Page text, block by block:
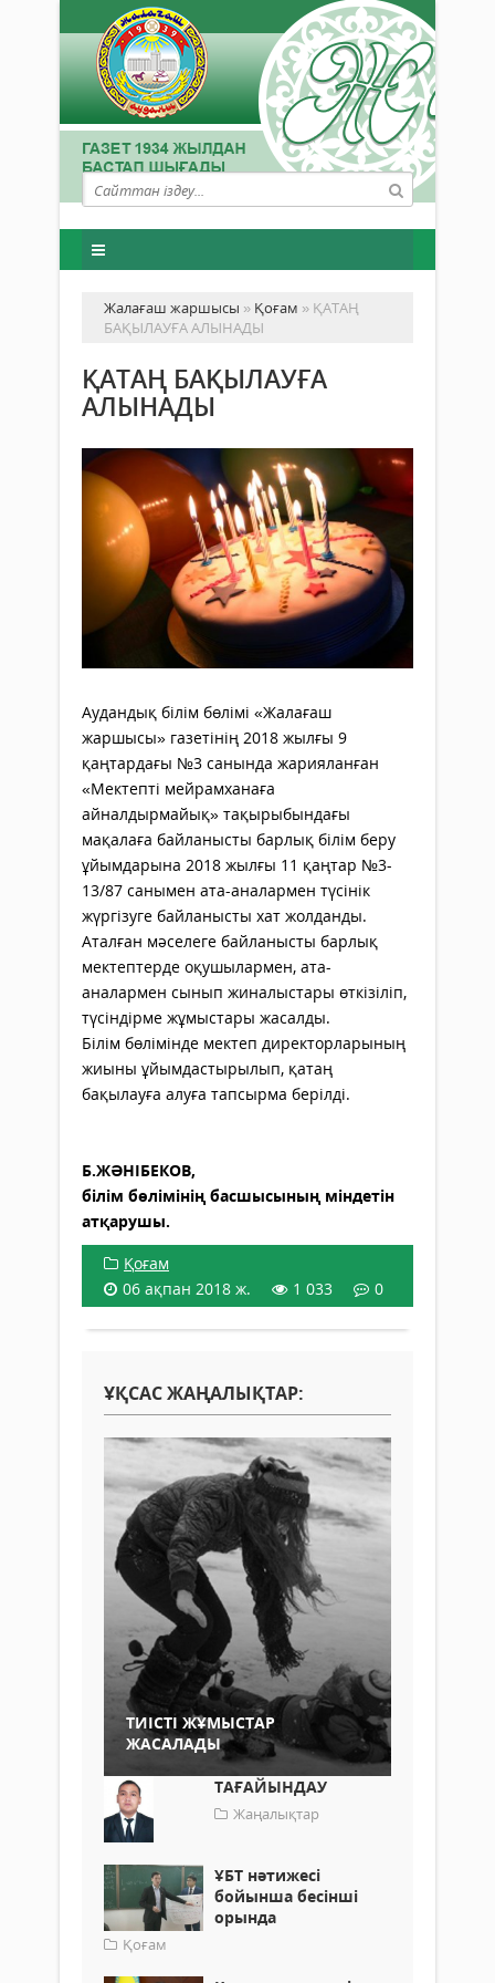
Жалағаш жаршысы » Қоғам » ҚАТАҢ
БАҚЫЛАУҒА АЛЫНАДЫ
ҚАТАҢ БАҚЫЛАУҒА
АЛЫНАДЫ
Аудандық білім бөлімі «Жалағаш
жаршысы» газетінің 2018 жылғы 9
қаңтардағы №3 санында жарияланған
«Мектепті мейрамханаға
айналдырмайық» тақырыбындағы
мақалаға байланысты барлық білім беру
ұйымдарына 2018 жылғы 11 қаңтар №3-
13/87 санымен ата-аналармен түсінік
жүргізуге байланысты хат жолданды.
Аталған мәселеге байланысты барлық
мектептерде оқушылармен, ата-
аналармен сынып жиналыстары өткізіліп,
түсіндірме жұмыстары жасалды.
Білім бөлімінде мектеп директорларының
жиыны ұйымдастырылып, қатаң
бақылауға алуға тапсырма берілді.
Б.ЖӘНІБЕКОВ,
білім бөлімінің басшысының міндетін
атқарушы.
Қоғам
06 ақпан 2018 ж.
1 033 0
ҰҚСАС ЖАҢАЛЫҚТАР:
ТИІСТІ ЖҰМЫСТАР
ЖАСАЛАДЫ
ТАҒАЙЫНДАУ
Жаңалықтар
ҰБТ нәтижесі
бойынша бесінші
орында
Қоғам